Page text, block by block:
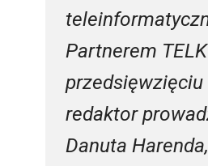
Partnerem
przedsięwzięciu
redaktor
Danuta